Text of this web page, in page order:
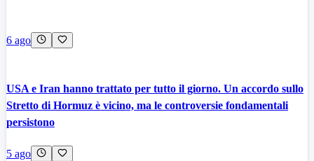
6 ago
USA e Iran hanno trattato per tutto il giorno. Un accordo sullo
Stretto di Hormuz è vicino, ma le controversie fondamentali
persistono
5 ago